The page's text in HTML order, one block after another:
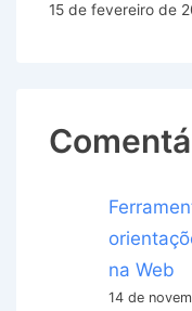
15 de fevereiro de
na Web
14 de